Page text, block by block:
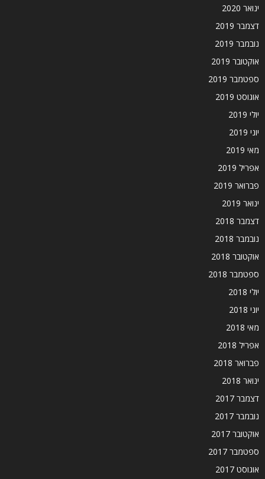
ינואר 2020
דצמבר 2019
נובמבר 2019
אוקטובר 2019
ספטמבר 2019
אוגוסט 2019
יולי 2019
יוני 2019
מאי 2019
אפריל 2019
פברואר 2019
ינואר 2019
דצמבר 2018
נובמבר 2018
אוקטובר 2018
ספטמבר 2018
יולי 2018
יוני 2018
מאי 2018
אפריל 2018
פברואר 2018
ינואר 2018
דצמבר 2017
נובמבר 2017
אוקטובר 2017
ספטמבר 2017
אוגוסט 2017